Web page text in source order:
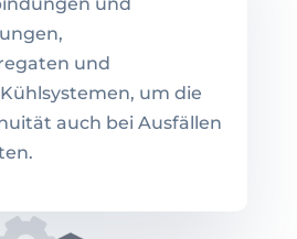
und
um die
auch bei Ausfällen